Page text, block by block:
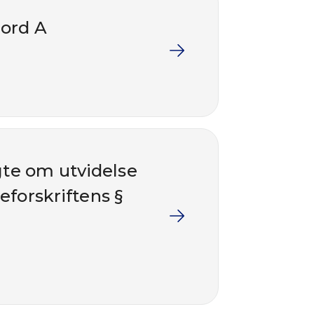
A
om utvidelse
§